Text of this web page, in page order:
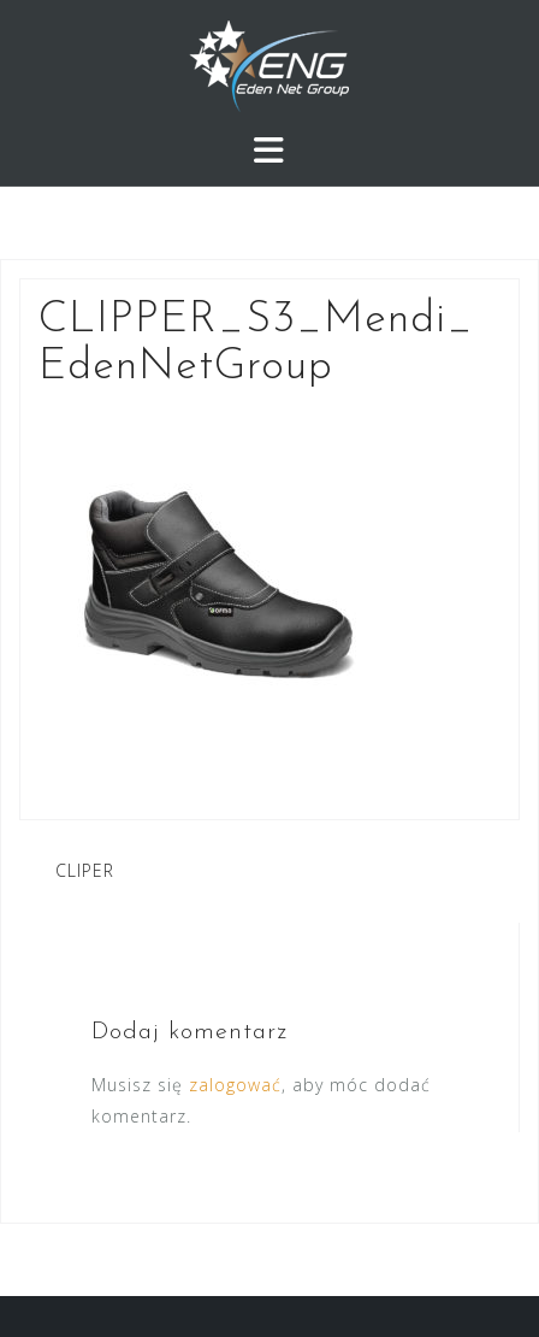
CLIPPER_S3_Mendi_
EdenNetGroup
Nawigacja
CLIPER
Dodaj komentarz
Musisz się zalogować, aby móc dodać
komentarz.